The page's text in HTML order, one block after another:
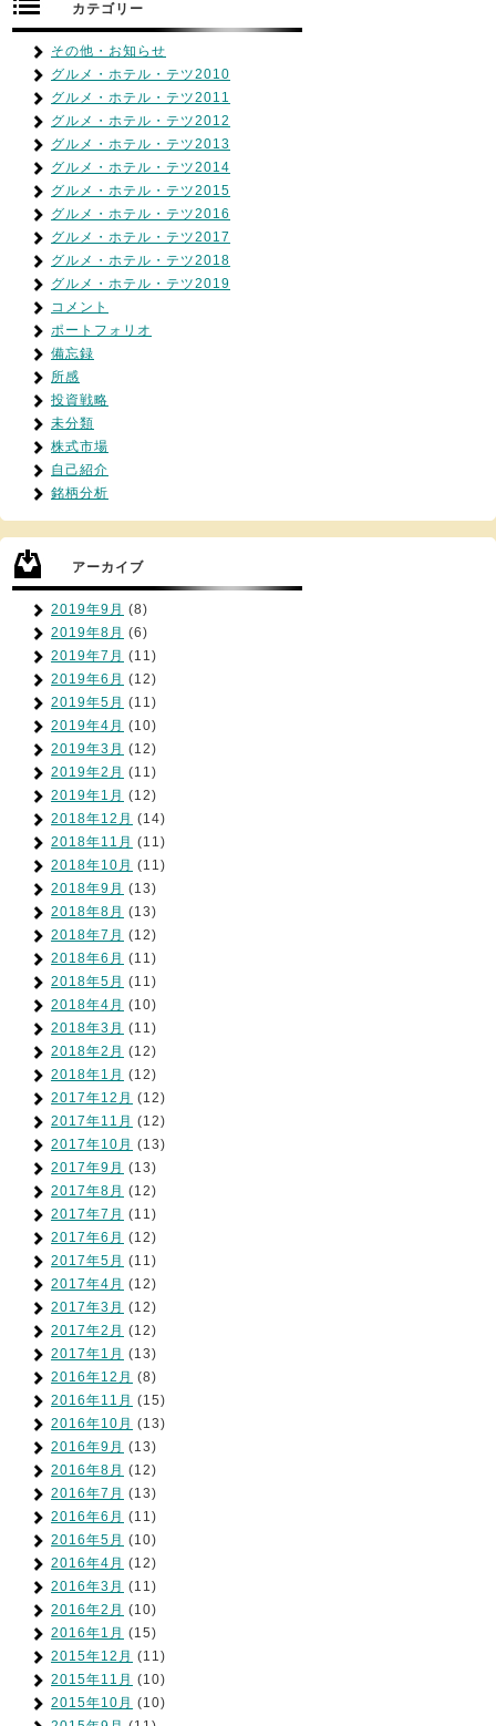
カテゴリー
その他・お知らせ
グルメ・ホテル・テツ2010
グルメ・ホテル・テツ2011
グルメ・ホテル・テツ2012
グルメ・ホテル・テツ2013
グルメ・ホテル・テツ2014
グルメ・ホテル・テツ2015
グルメ・ホテル・テツ2016
グルメ・ホテル・テツ2017
グルメ・ホテル・テツ2018
グルメ・ホテル・テツ2019
コメント
ポートフォリオ
備忘録
所感
投資戦略
未分類
株式市場
自己紹介
銘柄分析
アーカイブ
2019年9月 (8)
2019年8月 (6)
2019年7月 (11)
2019年6月 (12)
2019年5月 (11)
2019年4月 (10)
2019年3月 (12)
2019年2月 (11)
2019年1月 (12)
2018年12月 (14)
2018年11月 (11)
2018年10月 (11)
2018年9月 (13)
2018年8月 (13)
2018年7月 (12)
2018年6月 (11)
2018年5月 (11)
2018年4月 (10)
2018年3月 (11)
2018年2月 (12)
2018年1月 (12)
2017年12月 (12)
2017年11月 (12)
2017年10月 (13)
2017年9月 (13)
2017年8月 (12)
2017年7月 (11)
2017年6月 (12)
2017年5月 (11)
2017年4月 (12)
2017年3月 (12)
2017年2月 (12)
2017年1月 (13)
2016年12月 (8)
2016年11月 (15)
2016年10月 (13)
2016年9月 (13)
2016年8月 (12)
2016年7月 (13)
2016年6月 (11)
2016年5月 (10)
2016年4月 (12)
2016年3月 (11)
2016年2月 (10)
2016年1月 (15)
2015年12月 (11)
2015年11月 (10)
2015年10月 (10)